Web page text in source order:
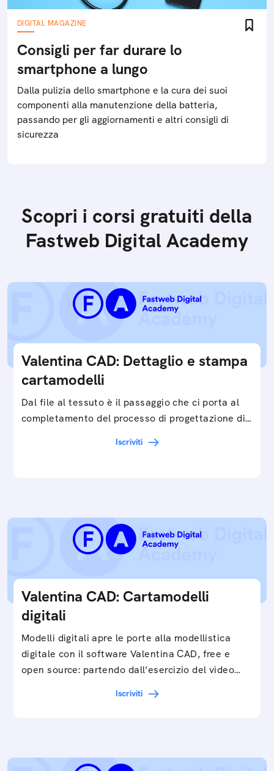
DIGITAL MAGAZINE
Consigli per far durare lo
smartphone a lungo
Dalla pulizia dello smartphone e la cura dei suoi
componenti alla manutenzione della batteria,
passando per gli aggiornamenti e altri consigli di
sicurezza
Scopri i corsi gratuiti della
Fastweb Digital Academy
Valentina CAD: Dettaglio e stampa
cartamodelli
Dal file al tessuto è il passaggio che ci porta al
completamento del processo di progettazione di
Iscriviti
Valentina CAD: Cartamodelli
digitali
Modelli digitali apre le porte alla modellistica
digitale con il software Valentina CAD, free e
open source: partendo dall’esercizio del video…
Iscriviti